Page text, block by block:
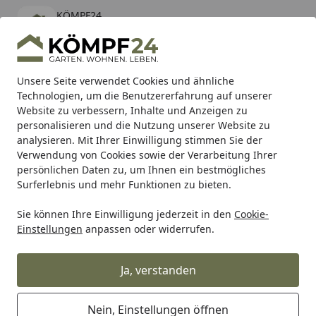
Unsere Seite verwendet Cookies und ähnliche
Technologien, um die Benutzererfahrung auf unserer
Website zu verbessern, Inhalte und Anzeigen zu
personalisieren und die Nutzung unserer Website zu
analysieren. Mit Ihrer Einwilligung stimmen Sie der
Verwendung von Cookies sowie der Verarbeitung Ihrer
persönlichen Daten zu, um Ihnen ein bestmögliches
Surferlebnis und mehr Funktionen zu bieten.
Sie können Ihre Einwilligung jederzeit in den Cookie-
Einstellungen anpassen oder widerrufen.
Ja, verstanden
Nein, Einstellungen öffnen
KÖMPF24
kostenlos - Im App Store
Hotline
Alle Produkte
Mein Konto
Suchen
Karibu Pools inkl. gratis Sandfilteranlage & Pool-
Starterset (Gesamtwert bis 468,99€)
Startseite
BTR Born to Ride BTR Zentralständer BTR
Zentralständer EVOLIFT® für Honda